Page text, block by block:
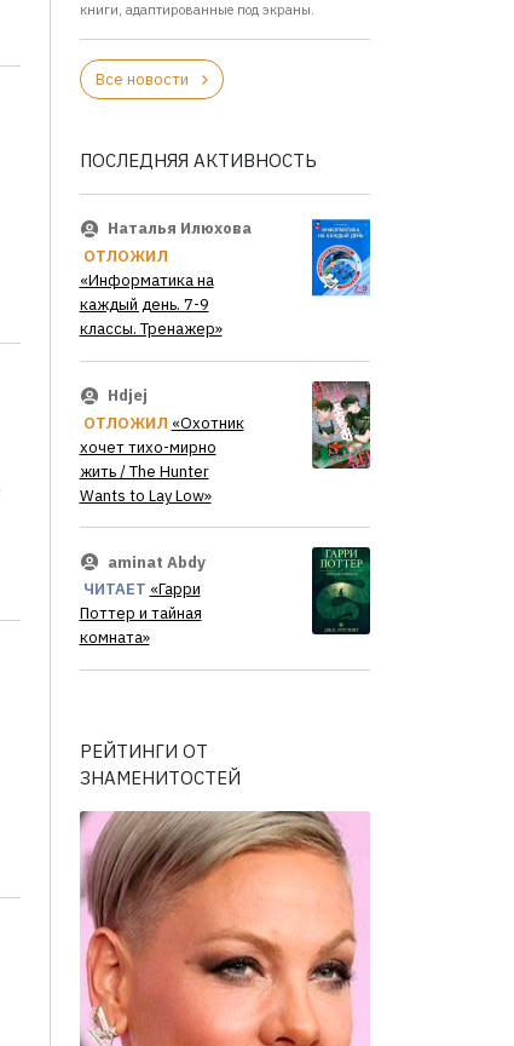
книги, адаптированные под экраны.
Все новости
ПОСЛЕДНЯЯ АКТИВНОСТЬ
Наталья Илюхова
ОТЛОЖИЛ
«Информатика на
каждый день. 7-9
классы. Тренажер»
Hdjej
ОТЛОЖИЛ «Охотник
хочет тихо-мирно
жить / The Hunter
Wants to Lay Low»
aminat Abdy
ЧИТАЕТ «Гарри
Поттер и тайная
комната»
РЕЙТИНГИ ОТ
ЗНАМЕНИТОСТЕЙ